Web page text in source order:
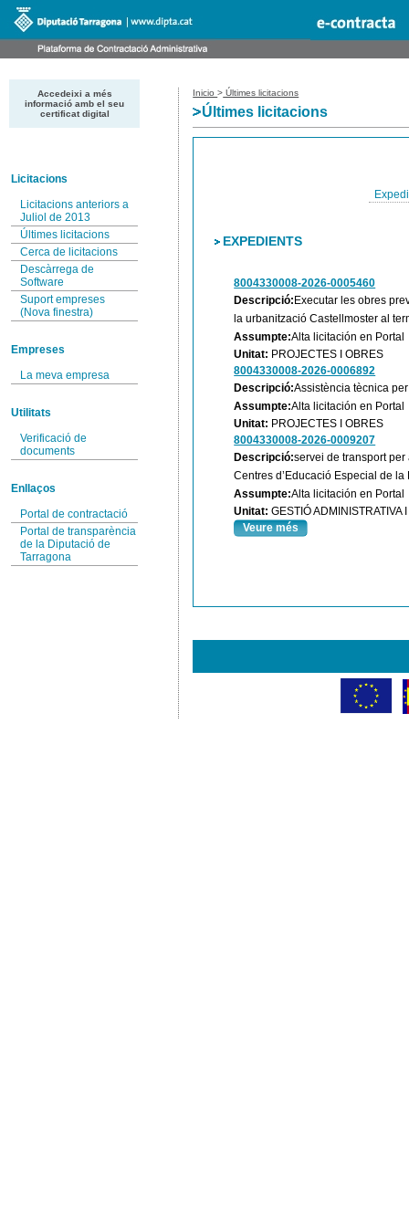
Accedeixi a més
informació amb el seu
certificat digital
Licitacions
Licitacions anteriors a
Juliol de 2013
Últimes licitacions
Cerca de licitacions
Descàrrega de
Software
Suport empreses
(Nova finestra)
Empreses
La meva empresa
Utilitats
Verificació de
documents
Enllaços
Portal de contractació
Portal de transparència
de la Diputació de
Tarragona
Inicio> Últimes licitacions
Últimes licitacions
EXPEDIENTS
8004330008-2026-0005460
Descripció:Executar les obres
la urbanització Castellmoster al
Assumpte:Alta licitación en Portal
Unitat: PROJECTES I OBRES
8004330008-2026-0006892
Descripció:Assistència tècnica
Assumpte:Alta licitación en Portal
Unitat: PROJECTES I OBRES
8004330008-2026-0009207
Descripció:servei de transport
Centres d’Educació Especial de
Assumpte:Alta licitación en Portal
Unitat:GESTIÓ ADMINISTRATIVA
Veure més